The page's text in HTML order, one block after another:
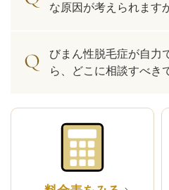
な原因が考えられます
びまん性脱毛症が自力
ら、どこに相談すべき